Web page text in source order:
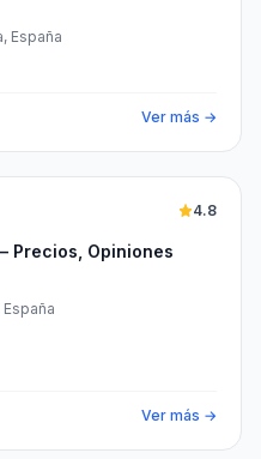
España
Ver más →
Precios, Opiniones
4.8
Ver más →